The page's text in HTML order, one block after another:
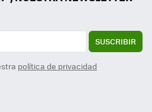
SUSCRIBIR
política de privacidad